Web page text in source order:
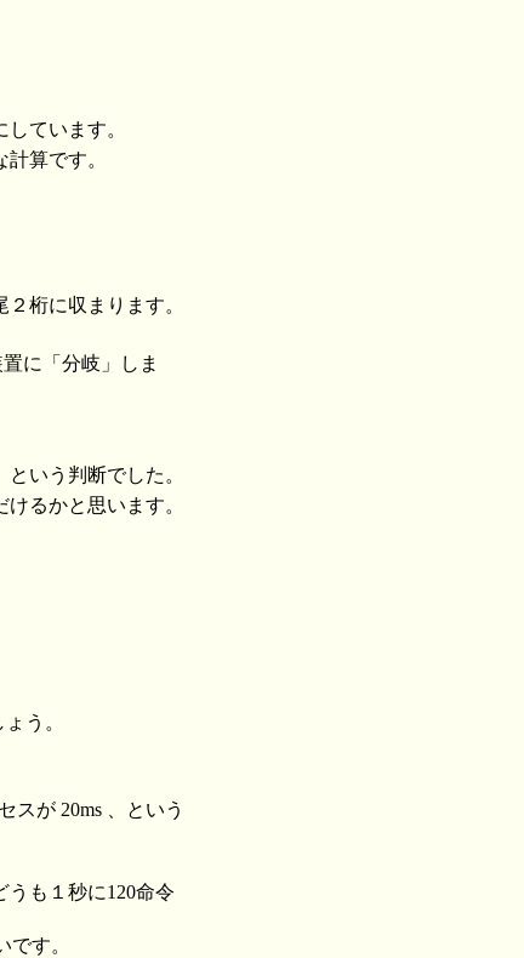
ています。
算です。
桁に収まります。
に「分岐」しま
いう判断でした。
るかと思います。
う。
スが 20ms 、という
も１秒に120命令
す。